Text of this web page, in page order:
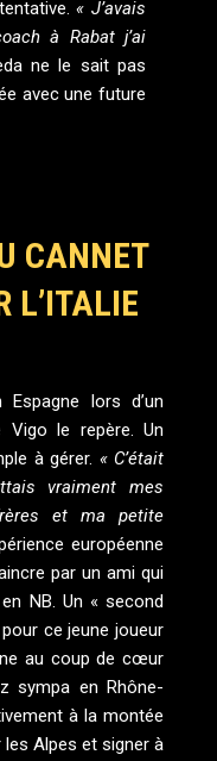
« J’avais
à Rabat j’ai
ne le sait pas
avec une future
CANNET
L’ITALIE
lors d’un
Vigo le repère. Un
à gérer. « C’était
vraiment mes
et ma petite
européenne
par un ami qui
NB. Un « second
ce jeune joueur
au coup de cœur
sympa en Rhône-
à la montée
Alpes et signer à